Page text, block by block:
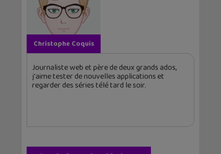
Christophe Coquis
Journaliste web et père de deux grands ados,
j'aime tester de nouvelles applications et
regarder des séries télé tard le soir.